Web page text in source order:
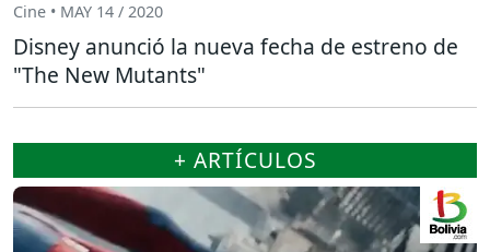
Cine • MAY 14 / 2020
Disney anunció la nueva fecha de estreno de
"The New Mutants"
+ ARTÍCULOS